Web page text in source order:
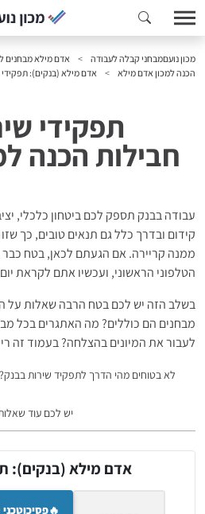
מכון נועםמבחני קבלה לעבודה
אדם מילא מבחנים
הכנה למכון אדם מילא
אדם מילא (בנקים): תפקידי
תפקידי
חבילות הכנה
עבודה בבנק תספק לכם ביטחון כלכלי,
קידום ובדרך כלל גם תנאים טובים, כך
ממנה קריירה. אם הגעתם לכאן, בטח כבר
הטלפוני הראשוני, ועכשיו אתם לקראת
בשלב הזה יש לכם בטח הרבה שאלות על
מבחנים הם כוללים? מה האתגרים בכל
לעבור את המיונים בהצלחה? בעמוד זה
לא בטוחים מהי הדרך לתפקיד שירות
יש לכם עוד
אדם מילא (בנקים):
🔥פסיכוטכני